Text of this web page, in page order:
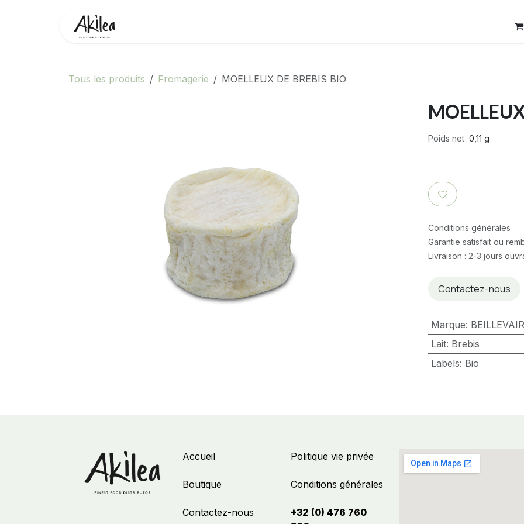
Tous les produits Fromagerie MOELLEUX DE BREBIS BIO
Poids net 0,11 g
Conditions générales
Garantie satisfait ou
Livraison : 2-3 jours
Contactez-nous
Marque:
Lait: Brebis
Labels: Bio
Politique vie privée
Conditions générales
+32 (0) 476 760
Accueil
Boutique
Contactez-nous